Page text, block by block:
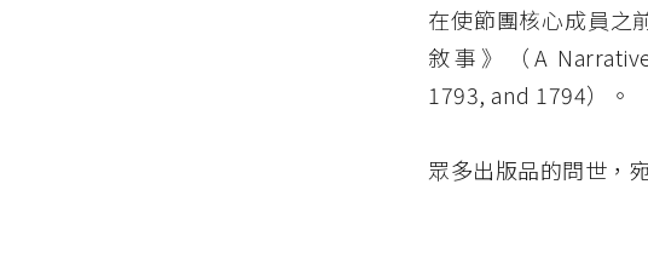
在使節團核心成員之
敘事》（A
1793, and 1794）。
眾多出版品的問世，